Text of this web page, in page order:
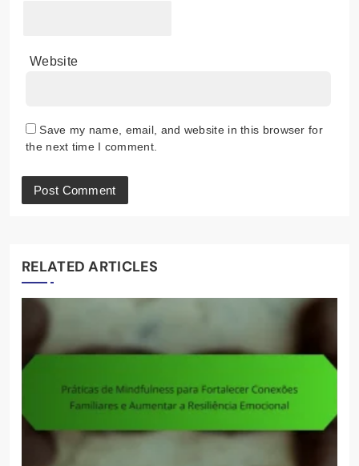
Website
Save my name, email, and website in this browser for
the next time I comment.
RELATED ARTICLES